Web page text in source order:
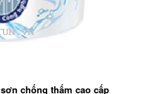
chống thấm cao cấp